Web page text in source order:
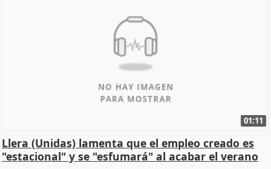
01:11
Llera (Unidas) lamenta que el empleo creado es
"estacional" y se "esfumará" al acabar el verano